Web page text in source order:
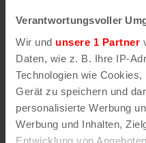
Verantwortungsvoller
Wir und unsere 1 Partner
Daten, wie z. B. Ihre IP-
Technologien wie
Gerät zu speichern und
personalisierte Werbung
Werbung und Inhalten,
Entwicklung von
Darstellung des RVR-
erhältst Du unsere
weiteren Details wie
Unser Stadtplan
OpenStreetMap
-
Mitwirkende
) und von